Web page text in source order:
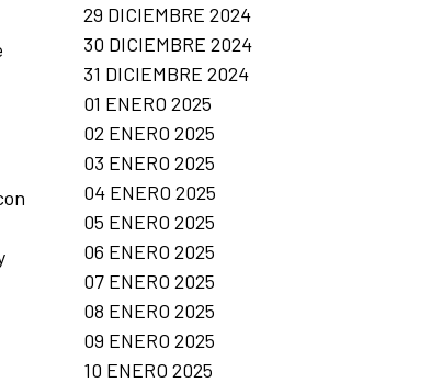
29 DICIEMBRE 2024
30 DICIEMBRE 2024
31 DICIEMBRE 2024
01 ENERO 2025
02 ENERO 2025
03 ENERO 2025
04 ENERO 2025
05 ENERO 2025
06 ENERO 2025
07 ENERO 2025
08 ENERO 2025
09 ENERO 2025
10 ENERO 2025